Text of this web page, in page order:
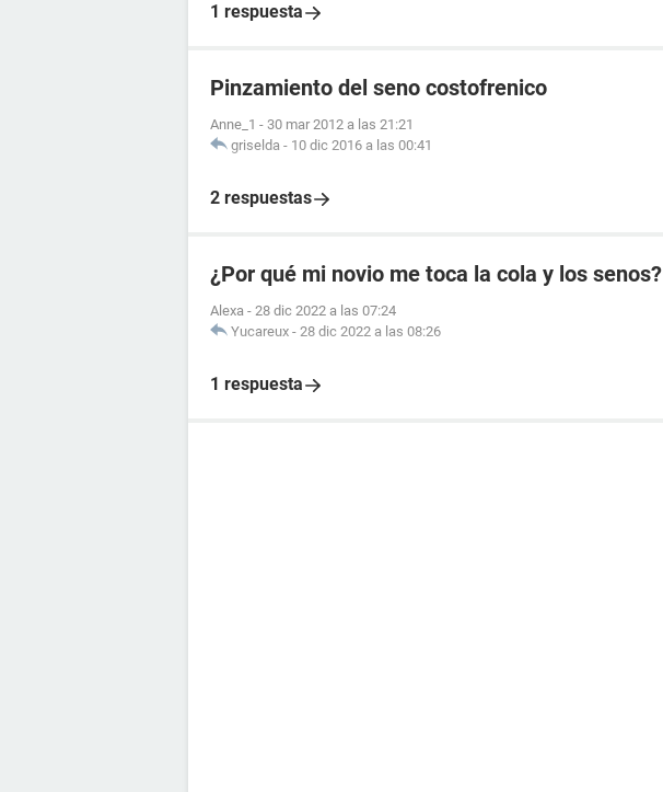
1 respuesta
Pinzamiento del seno costofrenico
Anne_1 - 30 mar 2012 a las 21:21
griselda - 10 dic 2016 a las 00:41
2 respuestas
¿Por qué mi novio me toca la cola y los senos?
Alexa - 28 dic 2022 a las 07:24
Yucareux - 28 dic 2022 a las 08:26
1 respuesta